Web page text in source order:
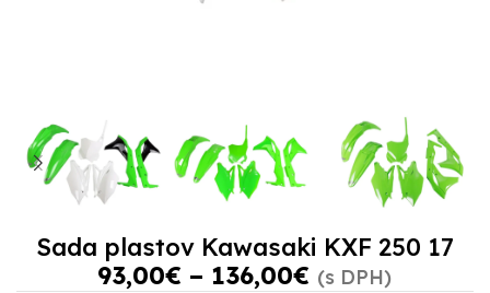
Sada plastov Kawasaki KXF 250 17
93,00€ – 136,00€ (s DPH)